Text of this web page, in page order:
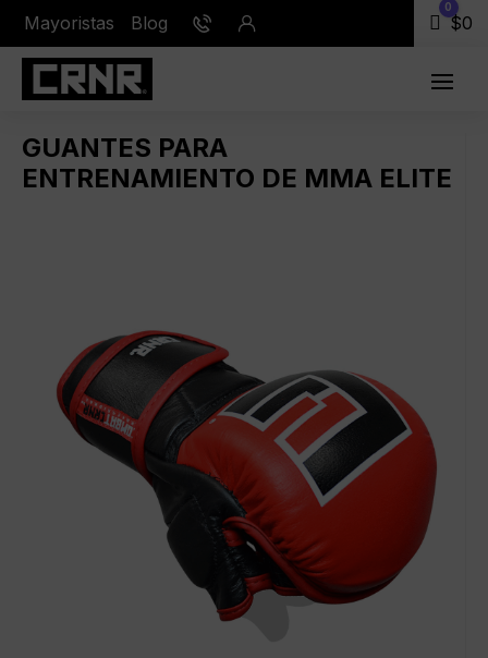
Mayoristas Blog Carro
0
$0
GUANTES PARA
ENTRENAMIENTO DE MMA ELITE